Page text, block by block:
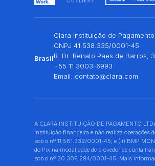
Brasil
Clara Instituição de
CNPJ 41.538.335/0001-45
R. Dr. Renato Paes de Barros,
+55 11 3003-6993
Email: contato@clara.com
A CLARA INSTITUIÇÃO DE PAGAMENTO
instituição financeira e não realiza operações
sob o nº 11.581.339/0001-45; e (ii) BMP
do Pix na modalidade de provedor de conta
sob o nº 30.306.294/0001-45. Mais